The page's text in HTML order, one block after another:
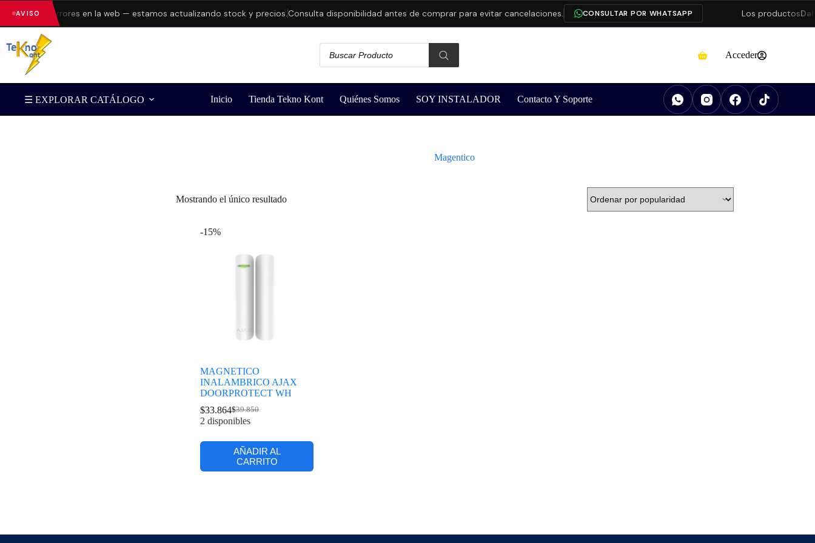
AVISO errores en la web — estamos actualizando stock y precios.Consulta disponibilidad antes de comprar para evitar cancelaciones. CONSULTAR POR WHATSAPP Los productos
Acceder
☰ EXPLORAR CATÁLOGO Inicio Tienda Tekno Kont Quiénes Somos SOY INSTALADOR Contacto Y Soporte
Magentico
Mostrando el único resultado
-15%
MAGNETICO
INALAMBRICO AJAX
DOORPROTECT WH
$39.850
$33.864
2 disponibles
AÑADIR AL
CARRITO